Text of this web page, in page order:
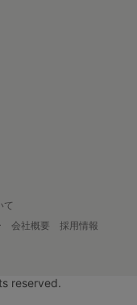
て
会社概要
採用情報
reserved.